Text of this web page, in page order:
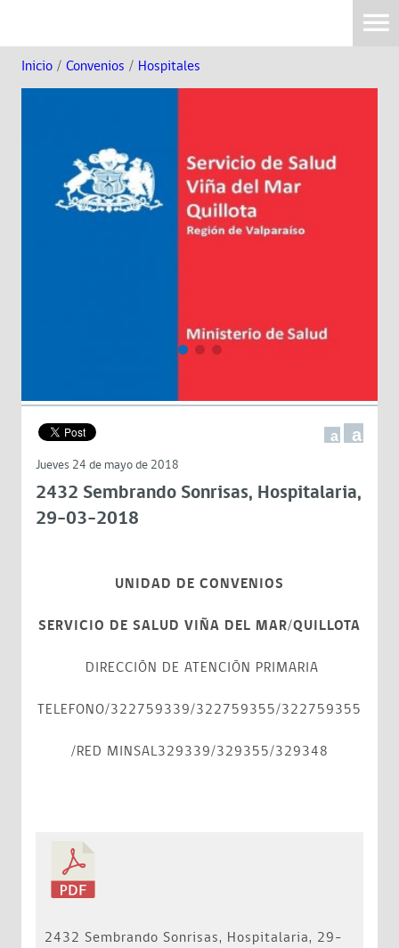
Inicio / Convenios / Hospitales
a a
Jueves 24 de mayo de 2018
2432 Sembrando Sonrisas, Hospitalaria,
29-03-2018
UNIDAD DE CONVENIOS
SERVICIO DE SALUD VIÑA DEL MAR/QUILLOTA
DIRECCIÓN DE ATENCIÓN PRIMARIA
TELEFONO/322759339/322759355/322759355
/RED MINSAL329339/329355/329348
2432 Sembrando Sonrisas, Hospitalaria, 29-